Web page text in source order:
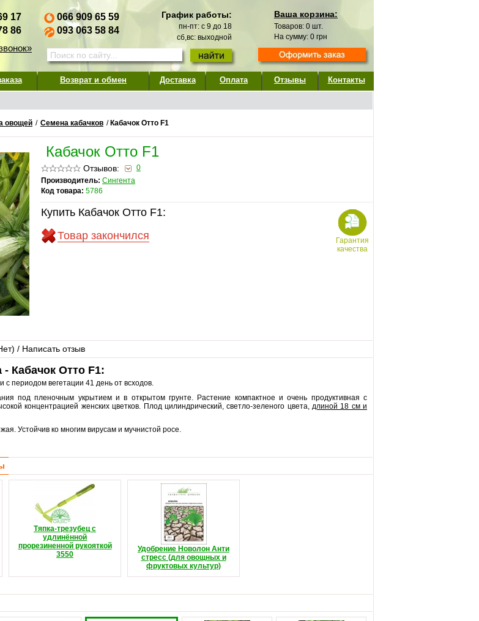
17
86
066 909 65 59
093 063 58 84
График работы:
пн-пт: с 9 до 18
сб,вс: выходной
Ваша корзина:
Товаров: 0 шт.
На сумму: 0 грн
Возврат и обмен Доставка Оплата Отзывы Контакты
овощей / Семена кабачков / Кабачок Отто F1
Кабачок Отто F1
Отзывов:
0
Производитель: Сингента
Код товара: 5786
Купить Кабачок Отто F1:
Товар закончился
Гарантия
качества
) / Написать отзыв
Кабачок Отто F1:
с периодом вегетации 41 день от всходов.
под пленочным укрытием и в открытом грунте. Растение компактное и очень продуктивная с
концентрацией женских цветков. Плод цилиндрический, светло-зеленого цвета, длиной 18 см и
Устойчив ко многим вирусам и мучнистой росе.
Тяпка-трезубец с
удлинённой
прорезиненной рукояткой
3550
Удобрение Новолон Анти
стресс (для овощных и
фруктовых культур)